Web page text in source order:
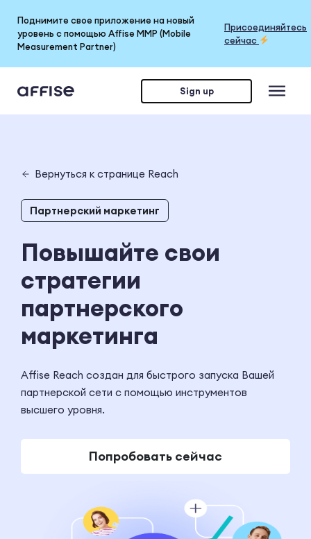
Поднимите свое приложение на новый
уровень с помощью Affise MMP (Mobile
Measurement Partner)
Присоединяйтесь
сейчас
Sign up
Вернуться к странице Reach
Партнерский маркетинг
Повышайте свои
стратегии
партнерского
маркетинга
Affise Reach создан для быстрого запуска Вашей
партнерской сети с помощью инструментов
высшего уровня.
Попробовать сейчас